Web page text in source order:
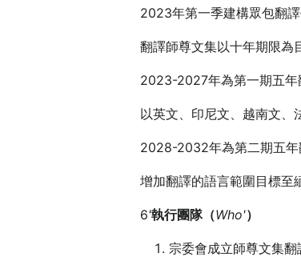
2023年第一季建構眾包翻譯
翻譯師尊文集以十年期限為
2023-2027年為第一期五年
以英文、印尼文、越南文、
2028-2032年為第二期五年
增加翻譯的語言範圍目標至
6'執行團隊（Who'）
宗委會成立師尊文集